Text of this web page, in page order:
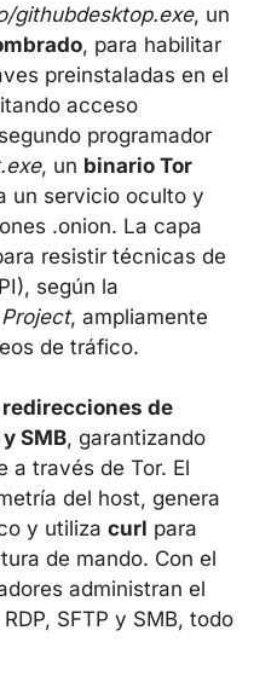
githubdesktop.exe, un
, para habilitar
preinstaladas en el
acceso
programador
, un binario Tor
un servicio oculto y
.onion. La capa
resistir técnicas de
según la
Project, ampliamente
de tráfico.
redirecciones de
SMB, garantizando
a través de Tor. El
del host, genera
y utiliza curl para
de mando. Con el
administran el
SFTP y SMB, todo